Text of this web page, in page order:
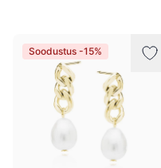
Soodustus -15%